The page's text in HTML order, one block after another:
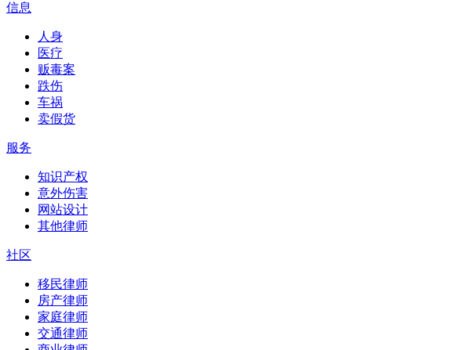
信息
人身
医疗
贩毒案
跌伤
车祸
卖假货
服务
知识产权
意外伤害
网站设计
其他律师
社区
移民律师
房产律师
家庭律师
交通律师